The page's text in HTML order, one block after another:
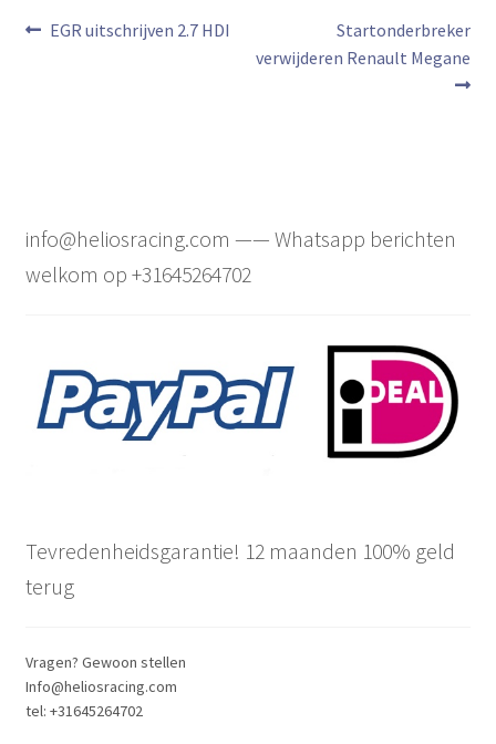
Bericht
Vorig
EGR uitschrijven 2.7 HDI
Volgend
bericht:
Startonderbreker
verwijderen Renault Megane
info@heliosracing.com —— Whatsapp berichten
welkom op +31645264702
Tevredenheidsgarantie! 12 maanden 100% geld
terug
Vragen? Gewoon stellen
Info@heliosracing.com
tel: +31645264702